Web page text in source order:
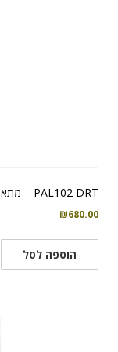
PAL102 DRT – מתאם אינטרקום טלפון
₪680.00
הוספה לסל